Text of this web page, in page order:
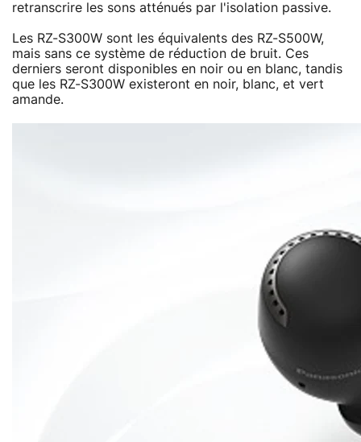
retranscrire les sons atténués par l'isolation passive.
Les RZ-S300W sont les équivalents des RZ-S500W,
mais sans ce système de réduction de bruit. Ces
derniers seront disponibles en noir ou en blanc, tandis
que les RZ-S300W existeront en noir, blanc, et vert
amande.